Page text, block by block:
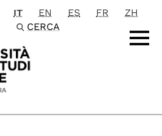
principale
IT EN ES FR
ZH
CERCA